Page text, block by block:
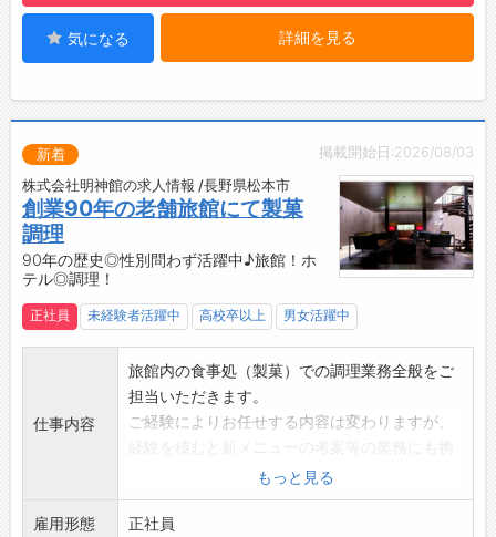
●ホテルや旅館をはじめ、料亭や飲食店での
調理経験者はもちろん歓迎いたします。
●レストランやファミレスなどでの調理経験
●正社員を目指す、アルバイト経験のみの方
●免許・資格は特に必要ありません。
●調理師免許保持者優遇。
●若くともチャレンジ精神にあふれ、料理を
●マクロビオティックの手法を主としたナチ
ュレフレンチを身に着けたいという方。
●将来自分の店を持つために、フレンチで腕
を磨きたいという方も歓迎します。
【ポイント】
・富裕層のお客様が主です◎
・性別問わず活躍している職場です♪
・平均年齢35歳程度です◎
気になる 詳細を見る
掲載開始日:2026/08/03
新着
株式会社明神館の求人情報 /長野県松本市
創業90年の老舗旅館にて製菓
調理
90年の歴史◎性別問わず活躍中♪旅館！ホ
テル◎調理！
正社員 未経験者活躍中 高校卒以上 男女活躍中
仕事内容
旅館内の食事処（製菓）での調理業務全般をご
担当いただきます。
ご経験によりお任せする内容は変わりますが、
わっていただけます。
【業務内容】
・材料の準備、仕込み、調理、盛付、梱包等の
もっと見る
雇用形態 正社員